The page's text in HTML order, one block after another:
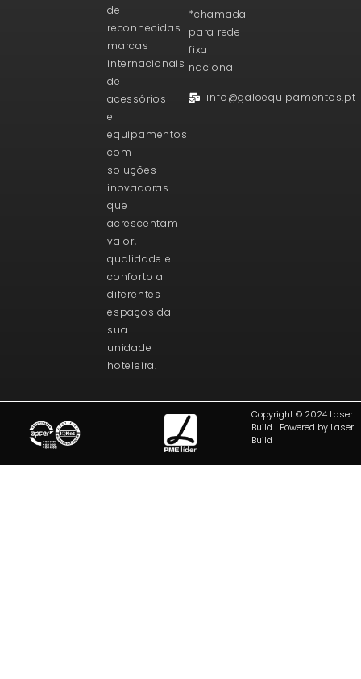
de
reconhecidas
marcas
internacionais
de
acessórios
e
equipamentos
com
soluções
inovadoras
que
acrescentam
valor,
qualidade e
conforto a
diferentes
espaços da
sua
unidade
hoteleira.
*chamada
para rede
fixa
nacional
info@galoequipamentos.pt
Copyright © 2024 Laser
Build | Powered by Laser
Build